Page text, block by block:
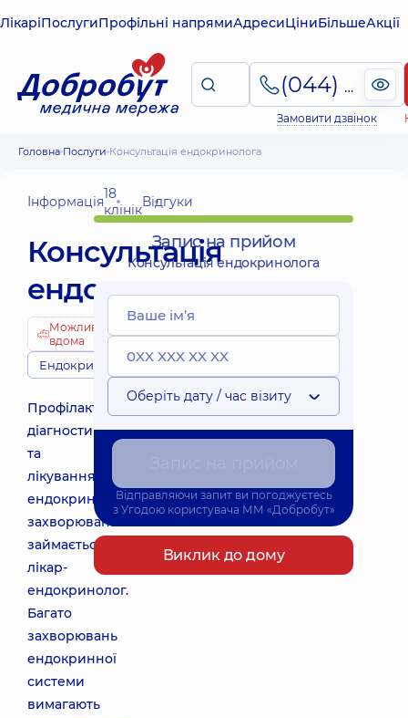
ЛікаріПослугиПрофільні напрямиАдресиЦіниБільшеАкції
(044) 495-2-888
Замовити дзвінок
Головна Послуги Консультація ендокринолога
Інформація18
клінікВідгуки
Консультація
ендокринолога
Можливо
вдома
Ендокринологи
Профілактикою,
діагностикою
та
лікуванням
ендокринних
захворювань
займається
лікар-
ендокринолог.
Багато
захворювань
ендокринної
системи
вимагають
Запис на прийом
Консультація ендокринолога
Оберіть дату / час візиту
Відправляючи запит ви погоджуєтесь
з Угодою користувача ММ «Добробут»
Виклик до дому